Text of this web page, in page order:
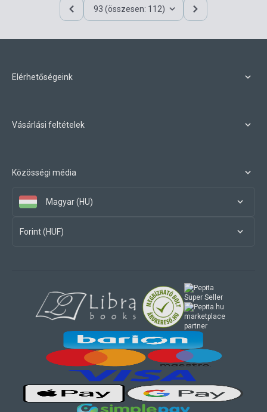
93 (összesen: 112)
Elérhetőségeink
Vásárlási feltételek
Közösségi média
Magyar (HU)
Forint (HUF)
marketplace
partner